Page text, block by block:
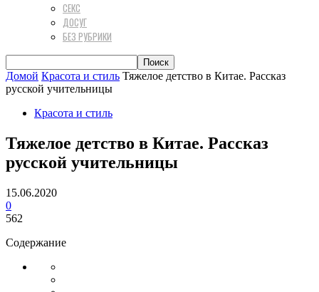
СЕКС
ДОСУГ
БЕЗ РУБРИКИ
Домой Красота и стиль Тяжелое детство в Китае. Рассказ
русской учительницы
Красота и стиль
Тяжелое детство в Китае. Рассказ
русской учительницы
15.06.2020
0
562
Содержание